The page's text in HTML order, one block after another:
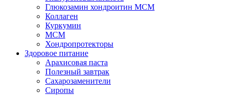
Глюкозамин хондроитин МСМ
Коллаген
Куркумин
МСМ
Хондропротекторы
Здоровое питание
Арахисовая паста
Полезный завтрак
Сахарозаменители
Сиропы